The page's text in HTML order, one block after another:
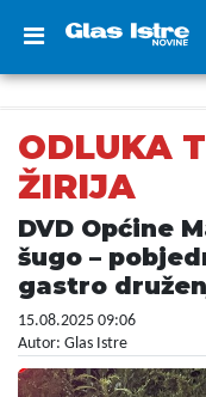
ODLUKA
ŽIRIJA
DVD Općine
šugo –
gastro
15.08.2025 09:06
Autor: Glas Istre